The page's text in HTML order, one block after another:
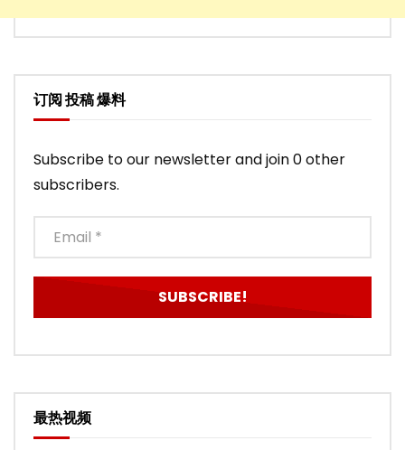
订阅 投稿 爆料
Subscribe to our newsletter and join 0 other
subscribers.
最热视频